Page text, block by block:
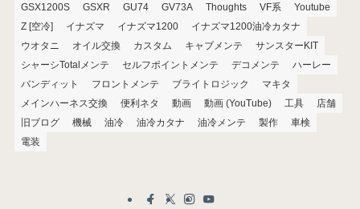
GSX1200S
GSXR GU74 GV73A Thoughts VF系
Youtube
Z [空冷]
イナズマ イナズマ1200
イナズマ1200油冷カタナ
ウオタニ
オイル交換 カスタム キャブメンテ
サンスターKIT
シャーシTotalメンテ
セルフポイントメンテ デコメンテ
ハーレー
バンディット
フロントメンテ ブライトロジック
マキタ
メインハーネス交換
便利ネタ 動画 動画 (YouTube) 工具
店舗
旧ブログ
機械 油冷 油冷カタナ 油冷メンテ 製作
車検
電装